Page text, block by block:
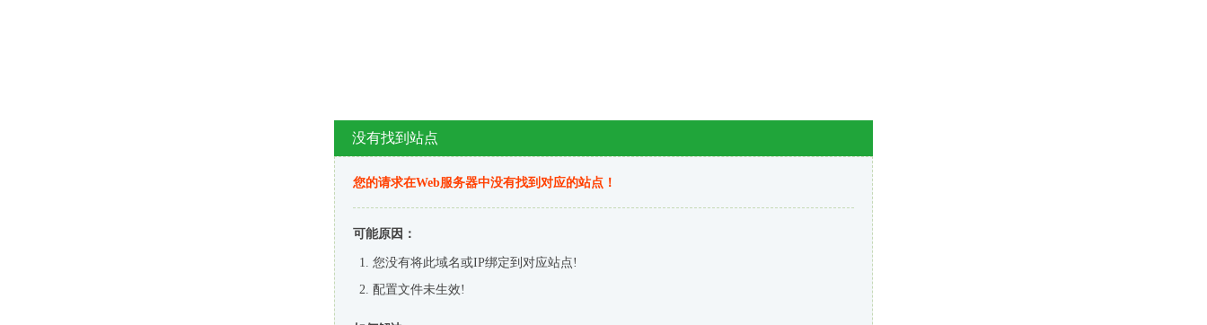
没有找到站点
您的请求在Web服务器中没有找到对应的站点！
可能原因：
您没有将此域名或IP绑定到对应站点!
配置文件未生效!